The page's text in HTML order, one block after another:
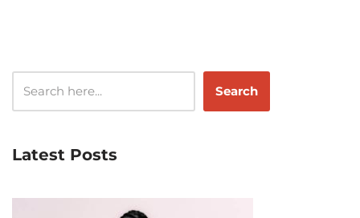
Search
Latest Posts